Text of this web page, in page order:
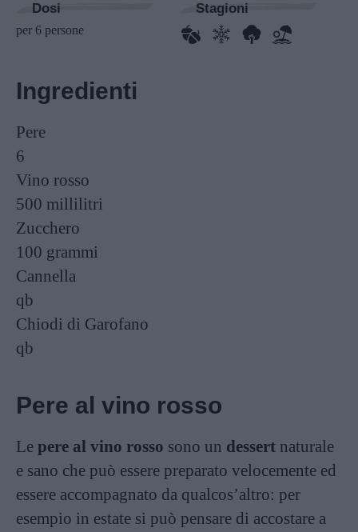
Dosi
per 6 persone
Stagioni
Ingredienti
Pere
6
Vino rosso
500 millilitri
Zucchero
100 grammi
Cannella
qb
Chiodi di Garofano
qb
Pere al vino rosso
Le pere al vino rosso sono un dessert naturale
e sano che può essere preparato velocemente ed
essere accompagnato da qualcos’altro: per
esempio in estate si può pensare di accostare a